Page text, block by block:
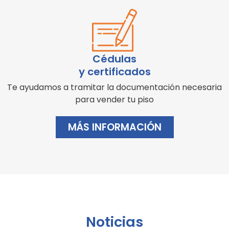
Cédulas
y certificados
Te ayudamos a tramitar la documentación necesaria
para vender tu piso
MÁS INFORMACIÓN
Noticias